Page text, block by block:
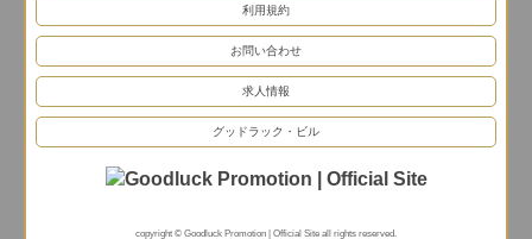
利用規約
お問い合わせ
求人情報
グッドラック・ビル
copyright © Goodluck Promotion | Official Site all rights reserved.